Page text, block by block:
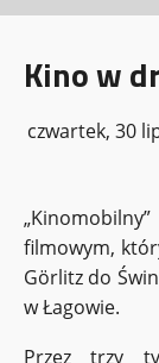
Kino w
czwartek, 30
filmowym,
Görlitz do
w Łagowie.
Przez trzy